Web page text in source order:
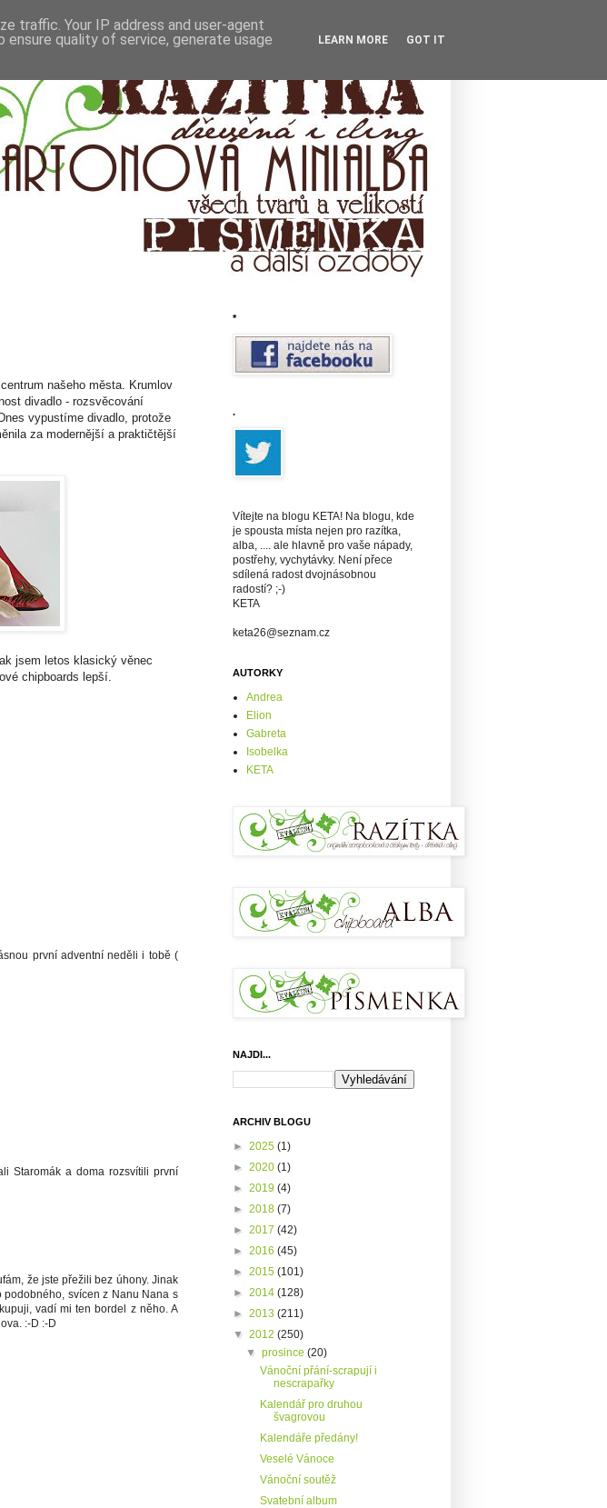
našeho města. Krumlov
divadlo - rozsvěcování
vypustíme divadlo, protože
za modernější a praktičtější
jsem letos klasický věnec
chipboards lepší.
první adventní neděli i tobě (
Staromák a doma rozsvítili první
že jste přežili bez úhony. Jinak
svícen z Nanu Nana s
vadí mi ten bordel z něho. A
:-D :-D
*
.
Vítejte na blogu KETA! Na blogu, kde
je spousta místa nejen pro razítka,
alba, .... ale hlavně pro vaše nápady,
postřehy, vychytávky. Není přece
sdílená radost dvojnásobnou
radostí? ;-)
KETA
keta26@seznam.cz
AUTORKY
Andrea
Elion
Gabreta
Isobelka
KETA
NAJDI...
ARCHIV BLOGU
► 2025 (1)
► 2020 (1)
► 2019 (4)
► 2018 (7)
► 2017 (42)
► 2016 (45)
► 2015 (101)
► 2014 (128)
► 2013 (211)
▼ 2012 (250)
▼prosince(20)
Vánoční přání-scrapují i
nescrapařky
Kalendář pro druhou
švagrovou
Kalendáře předány!
Veselé Vánoce
Vánoční soutěž
Svatební album
traffic. Your IP address and user-agent
quality of service, generate usage
LEARN MORE GOT IT